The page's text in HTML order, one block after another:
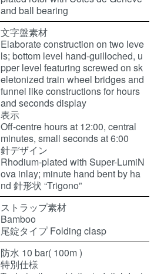
and ball bearing
文字盤素材
Elaborate construction on two leve
ls; bottom level hand-guilloched, u
pper level featuring screwed on sk
eletonized train wheel bridges and
funnel like constructions for hours
and seconds display
表示
Off-centre hours at 12:00, central
minutes, small seconds at 6:00
針デザイン
Rhodium-plated with Super-LumiN
ova inlay; minute hand bent by ha
nd 針形状 “Trigono”
ストラップ素材
Bamboo
尾錠タイプ Folding clasp
防水 10 bar( 100m )
特別仕様